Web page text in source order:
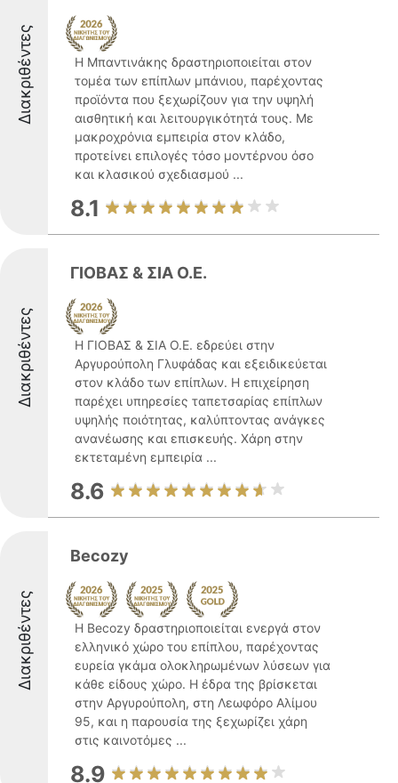
Διακριθέντες
Η Μπαντινάκης δραστηριοποιείται στον
τομέα των επίπλων μπάνιου, παρέχοντας
προϊόντα που ξεχωρίζουν για την υψηλή
αισθητική και λειτουργικότητά τους. Με
μακροχρόνια εμπειρία στον κλάδο,
προτείνει επιλογές τόσο μοντέρνου όσο
και κλασικού σχεδιασμού ...
8.1
Διακριθέντες
ΓΙΟΒΑΣ & ΣΙΑ Ο.Ε.
Η ΓΙΟΒΑΣ & ΣΙΑ Ο.Ε. εδρεύει στην
Αργυρούπολη Γλυφάδας και εξειδικεύεται
στον κλάδο των επίπλων. Η επιχείρηση
παρέχει υπηρεσίες ταπετσαρίας επίπλων
υψηλής ποιότητας, καλύπτοντας ανάγκες
ανανέωσης και επισκευής. Χάρη στην
εκτεταμένη εμπειρία ...
8.6
Διακριθέντες
Becozy
Η Becozy δραστηριοποιείται ενεργά στον
ελληνικό χώρο του επίπλου, παρέχοντας
ευρεία γκάμα ολοκληρωμένων λύσεων για
κάθε είδους χώρο. Η έδρα της βρίσκεται
στην Αργυρούπολη, στη Λεωφόρο Αλίμου
95, και η παρουσία της ξεχωρίζει χάρη
στις καινοτόμες ...
8.9